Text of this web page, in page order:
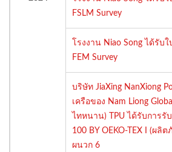
FSLM Survey
โรงงาน Niao Song ได้รับ
FEM Survey
บริษัท JiaXing NanXiong
เครือของ Nam Liong
ไทหนาน) TPU ได้รับการรั
100 BY OEKO-TEX I (ผ
ผนวก 6